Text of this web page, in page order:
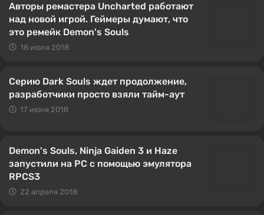
Авторы ремастера Uncharted работают
над новой игрой. Геймеры думают, что
это ремейк Demon's Souls
18 июля 2018
Серию Dark Souls ждет продолжение,
разработчики просто взяли тайм-аут
17 июня 2018
Demon's Souls, Ninja Gaiden 3 и Haze
запустили на PC с помощью эмулятора
RPCS3
22 апреля 2018